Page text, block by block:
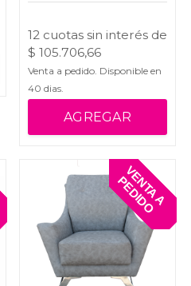
12 cuotas sin interés de
$ 105.706,66
Venta a pedido. Disponible en
40 dias.
AGREGAR
V
E
N
T
A
A
P
E
D
I
D
O